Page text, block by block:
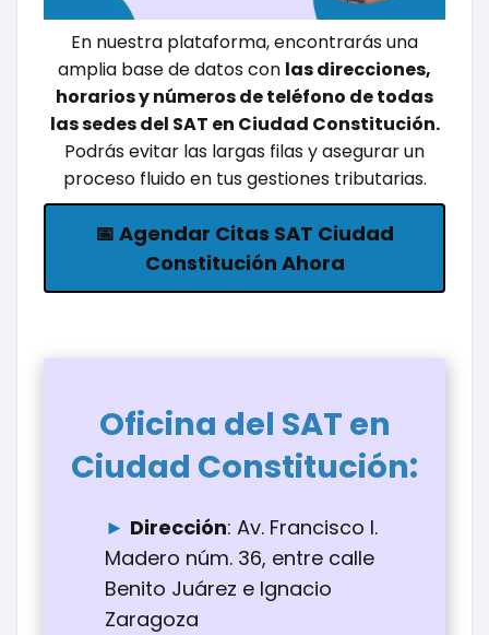
En nuestra plataforma, encontrarás una
amplia base de datos con las direcciones,
horarios y números de teléfono de todas
las sedes del SAT en Ciudad Constitución.
Podrás evitar las largas filas y asegurar un
proceso fluido en tus gestiones tributarias.
📅 Agendar Citas SAT Ciudad
Constitución Ahora
Oficina del SAT en
Ciudad Constitución:
Dirección: Av. Francisco I.
Madero núm. 36, entre calle
Benito Juárez e Ignacio
Zaragoza